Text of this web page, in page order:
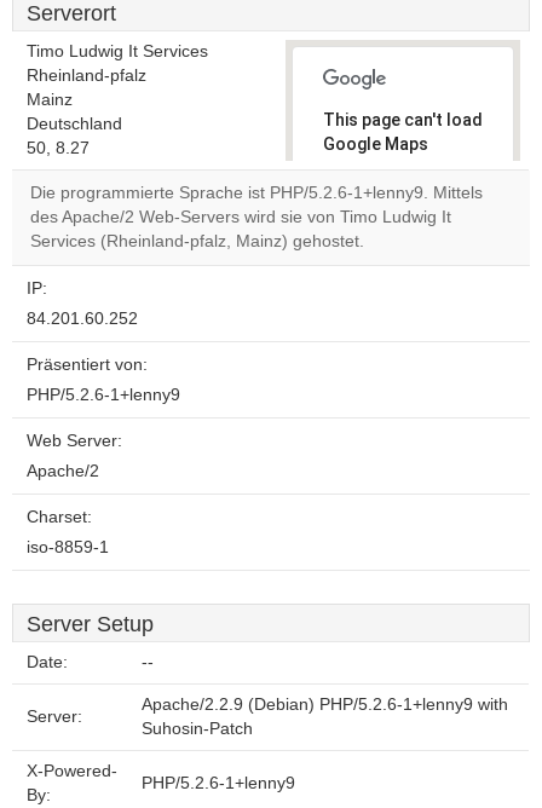
Serverort
Timo Ludwig It Services
Rheinland-pfalz
Mainz
Deutschland
50, 8.27
This page can't load
Google Maps
correctly.
Do you
own this
Die programmierte Sprache ist PHP/5.2.6-1+lenny9. Mittels
des Apache/2 Web-Servers wird sie von Timo Ludwig It
Services (Rheinland-pfalz, Mainz) gehostet.
IP:
84.201.60.252
Präsentiert von:
PHP/5.2.6-1+lenny9
Web Server:
Apache/2
Charset:
iso-8859-1
Server Setup
Date: --
Server:
Apache/2.2.9 (Debian) PHP/5.2.6-1+lenny9 with
Suhosin-Patch
X-Powered-
By:
PHP/5.2.6-1+lenny9